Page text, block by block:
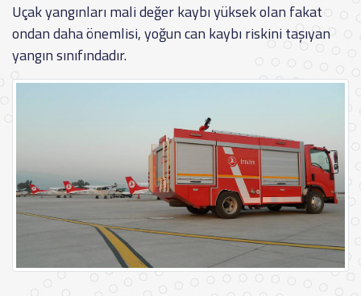
Uçak yangınları mali değer kaybı yüksek olan fakat
ondan daha önemlisi, yoğun can kaybı riskini taşıyan
yangın sınıfındadır.